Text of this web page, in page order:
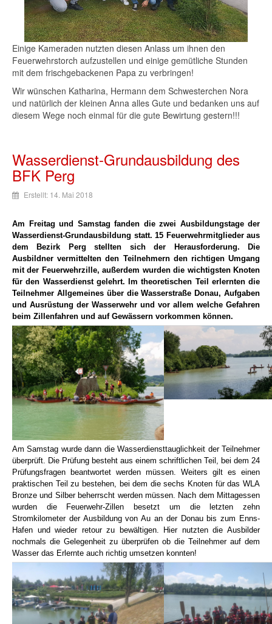
Einige Kameraden nutzten diesen Anlass um ihnen den
Feuerwehrstorch aufzustellen und einige gemütliche Stunden
mit dem frischgebackenen Papa zu verbringen!
Wir wünschen Katharina, Hermann dem Schwesterchen Nora
und natürlich der kleinen Anna alles Gute und bedanken uns auf
diesem Wege noch einmal für die gute Bewirtung gestern!!!
Wasserdienst-Grundausbildung des
BFK Perg
Erstellt: 14. Mai 2018
Am Freitag und Samstag fanden die zwei Ausbildungstage der
Wasserdienst-Grundausbildung statt. 15 Feuerwehrmitglieder aus
dem Bezirk Perg stellten sich der Herausforderung. Die
Ausbildner vermittelten den Teilnehmern den richtigen Umgang
mit der Feuerwehrzille, außerdem wurden die wichtigsten Knoten
für den Wasserdienst gelehrt. Im theoretischen Teil erlernten die
Teilnehmer Allgemeines über die Wasserstraße Donau, Aufgaben
und Ausrüstung der Wasserwehr und vor allem welche Gefahren
beim Zillenfahren und auf Gewässern vorkommen können.
Am Samstag wurde dann die Wasserdiensttauglichkeit der Teilnehmer
überprüft. Die Prüfung besteht aus einem schriftlichen Teil, bei dem 24
Prüfungsfragen beantwortet werden müssen. Weiters gilt es einen
praktischen Teil zu bestehen, bei dem die sechs Knoten für das WLA
Bronze und Silber beherrscht werden müssen. Nach dem Mittagessen
wurden die Feuerwehr-Zillen besetzt um die letzten zehn
Stromkilometer der Ausbildung von Au an der Donau bis zum Enns-
Hafen und wieder retour zu bewältigen. Hier nutzten die Ausbilder
nochmals die Gelegenheit zu überprüfen ob die Teilnehmer auf dem
Wasser das Erlernte auch richtig umsetzen konnten!